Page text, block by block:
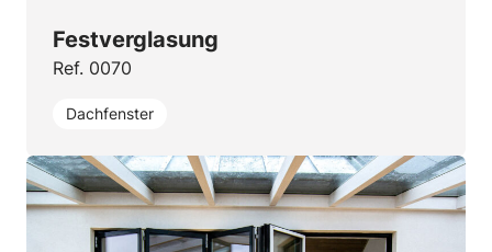
Festverglasung
Ref. 0070
Dachfenster